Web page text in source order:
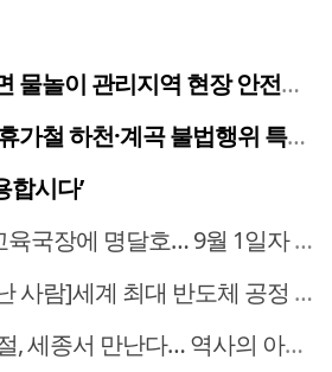
놀이 관리지역 현장 안전점검 실시
철 하천·계곡 불법행위 특별단속
합시다’
장에 명달호… 9월 1일자 181명 인사
대 반도체 공정 장비 제조 기업 ASML 한종호 매니저
서 만난다… 역사의 아픔 치유, '평화의 장'